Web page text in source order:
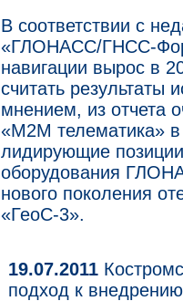
В соответствии с
«ГЛОНАСС/ГНСС-
навигации вырос в
считать результаты
мнением, из отчета
«М2М телематика» в
лидирующие
оборудования
нового поколения
«ГеоС-3».
19.07.2011
подход к